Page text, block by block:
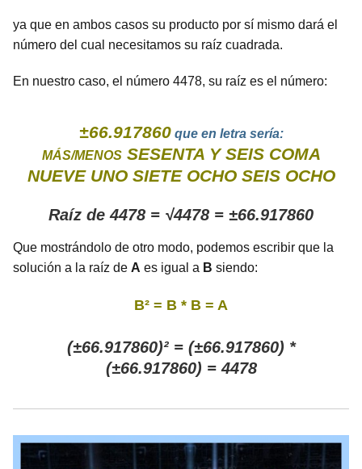
ya que en ambos casos su producto por sí mismo dará el
número del cual necesitamos su raíz cuadrada.
En nuestro caso, el número 4478, su raíz es el número:
±66.917860que en letra sería:
MÁS/MENOS SESENTA Y SEIS COMA
NUEVE UNO SIETE OCHO SEIS OCHO
Raíz de 4478 = √4478 = ±66.917860
Que mostrándolo de otro modo, podemos escribir que la
solución a la raíz de A es igual a B siendo:
B² = B * B = A
(±66.917860)² = (±66.917860) *
(±66.917860) = 4478